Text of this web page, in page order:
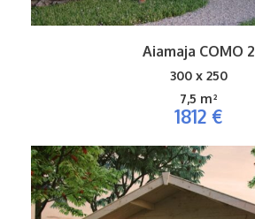
Aiamaja COMO 2
300 x 250
7,5 m²
1812 €